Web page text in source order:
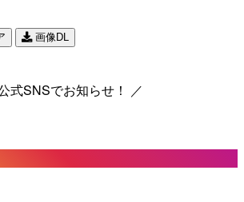
画像DL
式SNSでお知らせ！ ／